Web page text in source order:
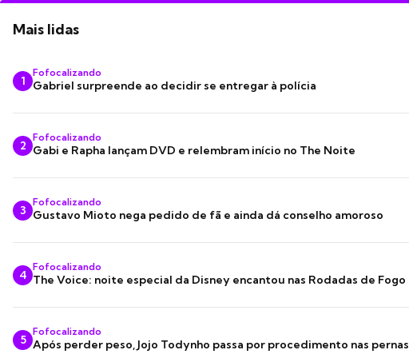
Mais lidas
1
Fofocalizando
Gabriel surpreende ao decidir se entregar à polícia
2
Fofocalizando
Gabi e Rapha lançam DVD e relembram início no The Noite
3
Fofocalizando
Gustavo Mioto nega pedido de fã e ainda dá conselho amoroso
4
Fofocalizando
The Voice: noite especial da Disney encantou nas Rodadas de Fogo
5
Fofocalizando
Após perder peso, Jojo Todynho passa por procedimento nas pernas